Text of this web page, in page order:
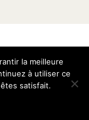
la meilleure
à utiliser ce
satisfait.